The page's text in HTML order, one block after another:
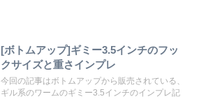
[ボトムアップ]ギミー3.5インチのフッ
クサイズと重さインプレ
今回の記事はボトムアップから販売されている、
ギル系のワームのギミー3.5インチのインプレ記